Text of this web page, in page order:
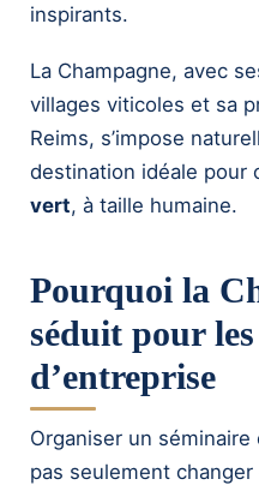
inspirants.
La Champagne, avec
villages viticoles et sa
Reims, s’impose
destination idéale pour
vert, à taille humaine.
Pourquoi la
séduit pour
d’entreprise
Organiser un séminaire
pas seulement changer